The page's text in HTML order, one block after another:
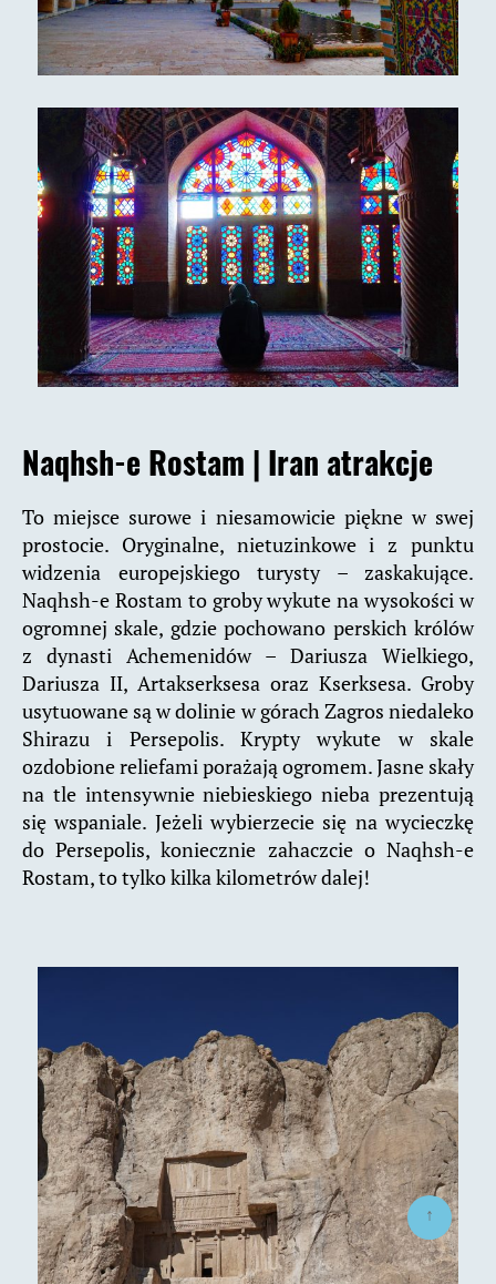
Naqhsh-e Rostam | Iran atrakcje
To miejsce surowe i niesamowicie piękne w swej
prostocie. Oryginalne, nietuzinkowe i z punktu
widzenia europejskiego turysty – zaskakujące.
Naqhsh-e Rostam to groby wykute na wysokości w
ogromnej skale, gdzie pochowano perskich królów
z dynasti Achemenidów – Dariusza Wielkiego,
Dariusza II, Artakserksesa oraz Kserksesa. Groby
usytuowane są w dolinie w górach Zagros niedaleko
Shirazu i Persepolis. Krypty wykute w skale
ozdobione reliefami porażają ogromem. Jasne skały
na tle intensywnie niebieskiego nieba prezentują
się wspaniale. Jeżeli wybierzecie się na wycieczkę
do Persepolis, koniecznie zahaczcie o Naqhsh-e
Rostam, to tylko kilka kilometrów dalej!
↑